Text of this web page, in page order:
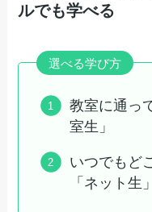
ルでも学べる
選べる学び方
教室に通っ
室生」
いつでもど
「ネット生」